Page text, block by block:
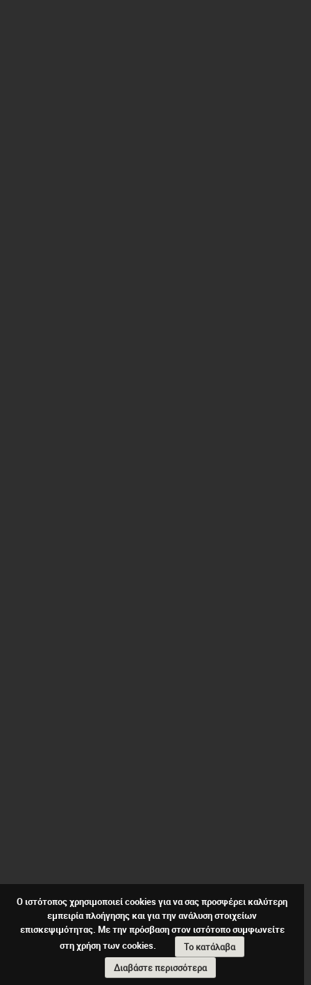
Ο ιστότοπος χρησιμοποιεί cookies για να σας προσφέρει καλύτερη
εμπειρία πλοήγησης και για την ανάλυση στοιχείων
επισκεψιμότητας. Με την πρόσβαση στον ιστότοπο συμφωνείτε
στη χρήση των cookies.
Το κατάλαβα
Διαβάστε περισσότερα